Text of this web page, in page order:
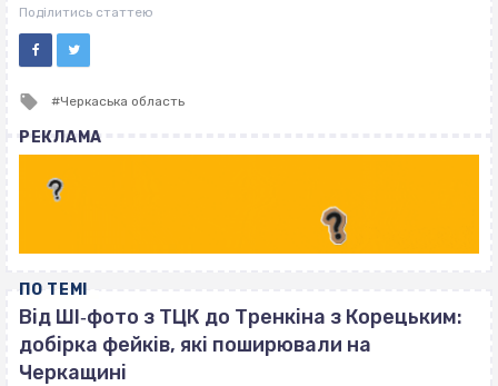
Поділитись статтею
Tagged
Черкаська область
РЕКЛАМА
ПО ТЕМІ
Від ШІ‐фото з ТЦК до Тренкіна з Корецьким:
добірка фейків, які поширювали на
Черкащині